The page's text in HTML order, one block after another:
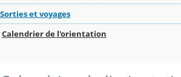
Sorties et voyages
Calendrier de l'orientation